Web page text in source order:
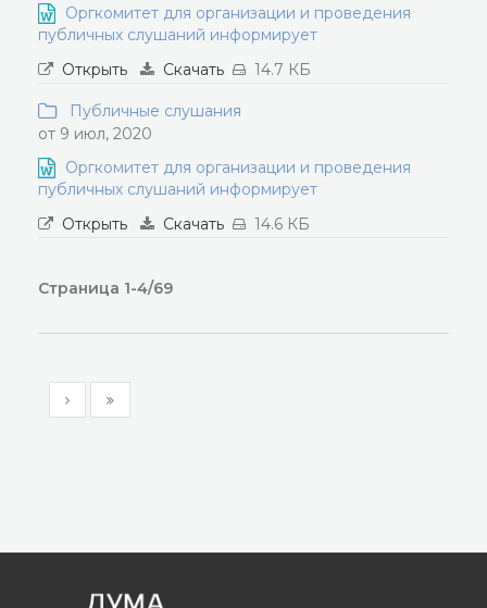
Оргкомитет для организации и проведения
публичных слушаний информирует
Открыть
Скачать 14.7 КБ
Публичные слушания
от 9 июл, 2020
Оргкомитет для организации и проведения
публичных слушаний информирует
Открыть
Скачать 14.6 КБ
Страница 1-4/69